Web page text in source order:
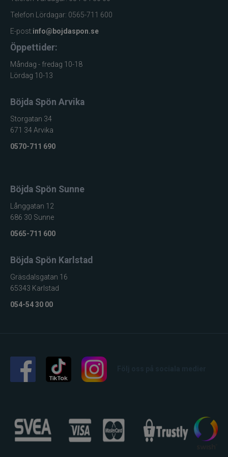
Gunki
Halco
Hurricane
IFISH
Illex
Ismo
J:son
Jarvis Marine
Kamasan
Kanalgratis
LureLock
Lunker City
Telefon Lördagar: 0565-711 600
E-post:info@bojdaspon.se
Öppettider:
Måndag - fredag 10-18
Lördag 10-13
Böjda Spön Arvika
Storgatan 34
671 34 Arvika
0570-711 690
Böjda Spön Sunne
Långgatan 12
686 30 Sunne
0565-711 600
Böjda Spön Karlstad
Gräsdalsgatan 16
65343 Karlstad
054-54 30 00